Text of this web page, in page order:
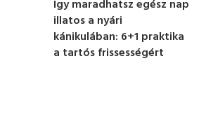
u
e
1
Így maradhatsz egész nap
illatos a nyári
kánikulában: 6+1 praktika
a tartós frissességért